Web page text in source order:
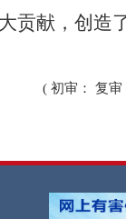
贡献，创造
( 初审： 复审